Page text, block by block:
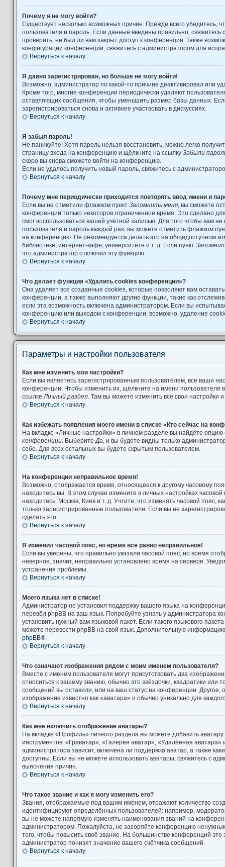
Почему я не могу войти?
Существует несколько возможных причин. Прежде всего убедитесь,
пользователя и пароль. Если данные введены правильно, свяжитесь
проверить, не был ли вам закрыт доступ к конференции. Также
конфигурации конференции, свяжитесь с администратором для
Вернуться к началу
Я давно зарегистрирован, но больше не могу войти!
Возможно, администратор по какой-то причине деактивировал или
Кроме того, многие конференции периодически удаляют
оставляющих сообщения, чтобы уменьшить размер базы данных.
зарегистрироваться снова и активнее участвовать в дискуссиях.
Вернуться к началу
Я забыл пароль!
Не паникуйте! Хотя пароль нельзя восстановить, можно легко
страницу входа на конференцию и щёлкните на ссылку Забыли
скоро вы снова сможете войти на конференцию.
Если не удалось получить новый пароль, свяжитесь с
Вернуться к началу
Почему мне периодически приходится повторять ввод имени и
Если вы не отметили флажком пункт Запомнить меня , вы сможете
конференции только некоторое ограниченное время. Это сделано
смог воспользоваться вашей учётной записью. Для того чтобы вам
пользователя и пароль каждый раз, вы можете отметить флажком
на конференцию. Не рекомендуется делать это на общедоступном
библиотеке, интернет-кафе, университете и т. д. Если пункт
что администратор отключил эту функцию.
Вернуться к началу
Что делает функция «Удалить cookies конференции»?
Она удаляет все созданные cookies, которые позволяют вам
конференции, а также выполняют другие функции, такие как
если эта возможность включена администратором. Если вы
конференцию или выходом с конференции, возможно, удаление
Вернуться к началу
Параметры и настройки пользователя
Как мне изменить мои настройки?
Если вы являетесь зарегистрированным пользователем, все ваши
конференции. Чтобы изменить их, щёлкните на имени пользователя
ссылке Личный раздел . Там вы можете изменить все свои настройки
Вернуться к началу
Как избежать появления моего имени в списке «Кто сейчас на
На вкладке «Личные настройки» в личном разделе вы найдёте опцию
конференции . Выберите Да , и вы будете видны только
себе. Для всех остальных вы будете скрытым пользователем.
Вернуться к началу
На конференции неправильное время!
Возможно, отображается время, относящееся к другому часовому
находитесь вы. В этом случае измените в личных настройках часовой
находитесь: Москва, Киев и т. д. Учтите, что изменять часовой пояс,
только зарегистрированные пользователи. Если вы не
сделать это.
Вернуться к началу
Я изменил часовой пояс, но время всё равно неправильное!
Если вы уверены, что правильно указали часовой пояс, но время
неверное, значит, неправильно установлено время на сервере.
устранения проблемы.
Вернуться к началу
Моего языка нет в списке!
Администратор не установил поддержку вашего языка на
перевёл phpBB на ваш язык. Попробуйте узнать у администратора
установить нужный вам языковой пакет. Если такого языкового
можете перевести phpBB на свой язык. Дополнительную
phpBB®.
Вернуться к началу
Что означают изображения рядом с моим именем пользователя?
Вместе с именем пользователя могут присутствовать два
относиться к вашему званию, обычно это звёздочки, квадратики или
сообщений вы оставили, или на ваш статус на конференции. Другое,
изображение известно как «аватара» и обычно уникально для
Вернуться к началу
Как мне включить отображение аватары?
На вкладке «Профиль» личного раздела вы можете добавить
инструментов: «Граватар», «Галерея аватар», «Удалённая
администратора зависит, включена ли поддержка аватар, а также
доступны. Если вы не можете использовать аватары, свяжитесь с
выяснения причин.
Вернуться к началу
Что такое звание и как я могу изменить его?
Звания, отображаемые под вашим именем, отражают количество
идентифицируют определённых пользователей: например,
вы не можете напрямую изменять наименования званий на
администратором. Пожалуйста, не засоряйте конференцию
того, чтобы повысить своё звание. На большинстве конференций
администратор понизят значение вашего счётчика сообщений.
Вернуться к началу